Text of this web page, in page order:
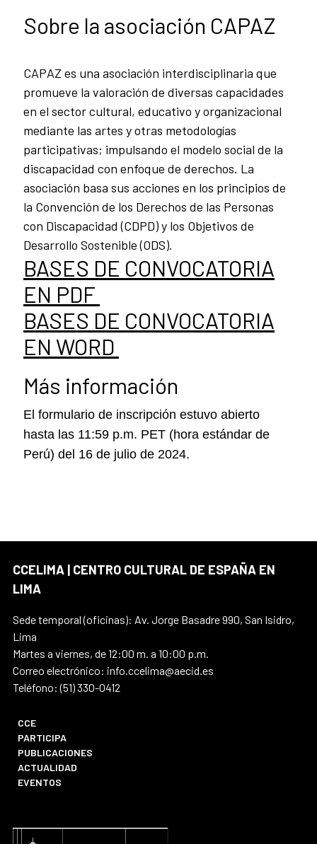
Sobre la asociación CAPAZ
CAPAZ es una asociación interdisciplinaria que
promueve la valoración de diversas capacidades
en el sector cultural, educativo y organizacional
mediante las artes y otras metodologías
participativas; impulsando el modelo social de la
discapacidad con enfoque de derechos. La
asociación basa sus acciones en los principios de
la Convención de los Derechos de las Personas
con Discapacidad (CDPD) y los Objetivos de
Desarrollo Sostenible (ODS).
BASES DE CONVOCATORIA
EN PDF
BASES DE CONVOCATORIA
EN WORD
Más información
El formulario de inscripción estuvo abierto
hasta las 11:59 p.m. PET (hora estándar de
Perú) del 16 de julio de 2024.
CCELIMA | CENTRO CULTURAL DE ESPAÑA EN
LIMA
Sede temporal (oficinas): Av. Jorge Basadre 990, San Isidro,
Lima
Martes a viernes, de 12:00 m. a 10:00 p.m.
Correo electrónico: info.ccelima@aecid.es
Teléfono: (51) 330-0412
CCE
PARTICIPA
PUBLICACIONES
ACTUALIDAD
EVENTOS